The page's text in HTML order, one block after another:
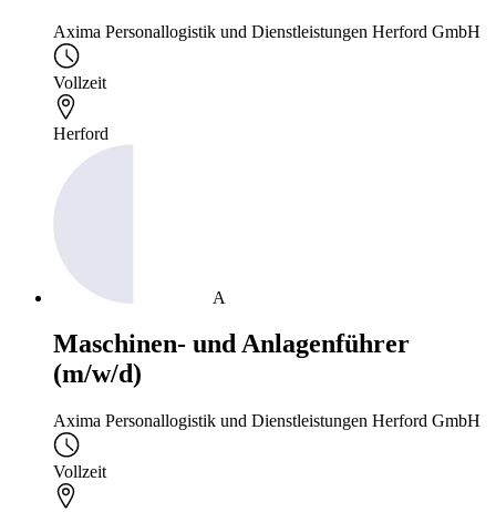
Axima Personallogistik und Dienstleistungen Herford GmbH
Vollzeit
Herford
A
Maschinen- und Anlagenführer
(m/w/d)
Axima Personallogistik und Dienstleistungen Herford GmbH
Vollzeit